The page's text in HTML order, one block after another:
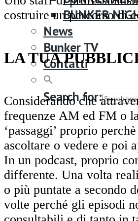
BUNKER
News
Bunker TV
Contatti
Search for:
costruire un percorso di
LA TUA
Considerando che
frequenze AM ed FM o
‘passaggi’ proprio
ascoltare o vedere e poi
In un podcast, proprio
differente. Una volta
o più puntate a secondo
volte perché gli episodi